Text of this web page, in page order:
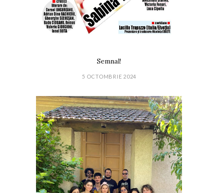
Semnal!
5 OCTOMBRIE 2024